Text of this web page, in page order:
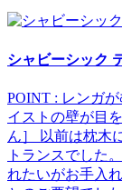
シャビーシック
POINT : レンガ
イストの壁が目
ん］ 以前は枕木
トランスでした
れたいがお手入